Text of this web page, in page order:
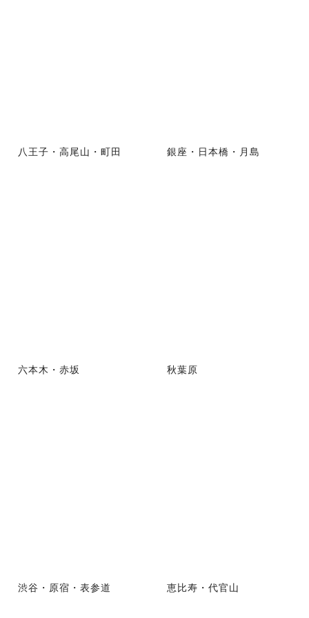
八王子・高尾山・町田 銀座・日本橋・月島
六本木・赤坂 秋葉原
渋谷・原宿・表参道 恵比寿・代官山